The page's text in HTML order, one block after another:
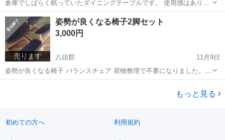
倉庫でしばらく眠っていたダイニングテーブルです。 使用感はありま
すがレトロな雰囲気が素敵です。 お引き取りに来ていただける方、お
待ちしております。 ◆サイズ 幅150×奥行90×高さ70cm 幕板から床ま
での高...
鳥取 八頭郡 恋山形駅 テーブル
レトロダイニングテーブル
売ります
姿勢が良くなる椅子2脚セット
3,000円
八頭郡
11月9日
姿勢が良くなる椅子 バランスチェア 荷物整理で不要になりました。 2
脚ともにとても良い状態です。 シート部分にやぶれや汚れはありませ
ん。 木枠も傷みがなくとてもきれいです。 ひざを当てる部分の...
もっと見る
初めての方へ 利用規約